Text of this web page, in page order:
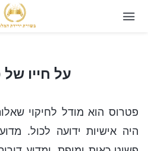
על חייו של פטרוס
על חייו
פטרוס הוא מודל לחיקוי
היה אישיות ידועה לכול.